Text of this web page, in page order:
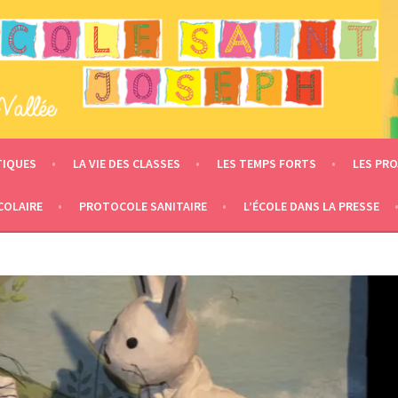
LE MESNIL EN VALLÉE
LA VIE DES CLASSES LES TEMPS FORTS LES
PROTOCOLE SANITAIRE L’ÉCOLE DANS LA PRESSE